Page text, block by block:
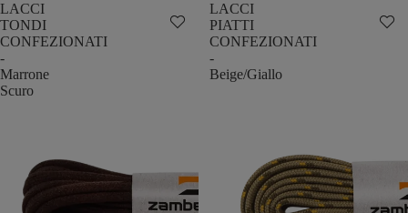
LACCI
TONDI
CONFEZIONATI
-
Marrone
Scuro
LACCI
PIATTI
CONFEZIONATI
-
Beige/Giallo